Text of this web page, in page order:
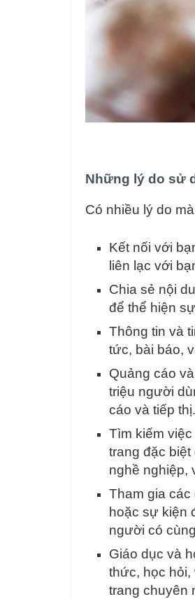
Những lý do sử
Có nhiều lý do
Kết nối với
liên lạc với
Chia sẻ nội
để thể hiện
Thông tin và
tức, bài báo,
Quảng cáo
triệu người
cáo và tiếp thị.
Tìm kiếm
trang đặc
nghề nghiệp,
Tham gia
hoặc sự kiện
người có
Giáo dục và
thức, học hỏi,
trang chuyên